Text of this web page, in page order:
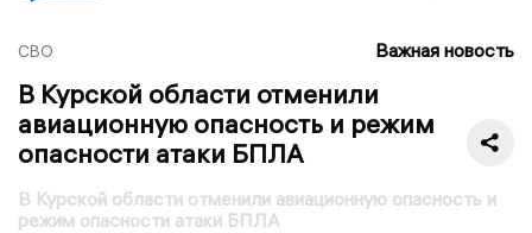
СВО Важная новость
В Курской области отменили
авиационную опасность и режим
опасности атаки БПЛА
В Курской области отменили авиационную опасность и
режим опасности атаки БПЛА